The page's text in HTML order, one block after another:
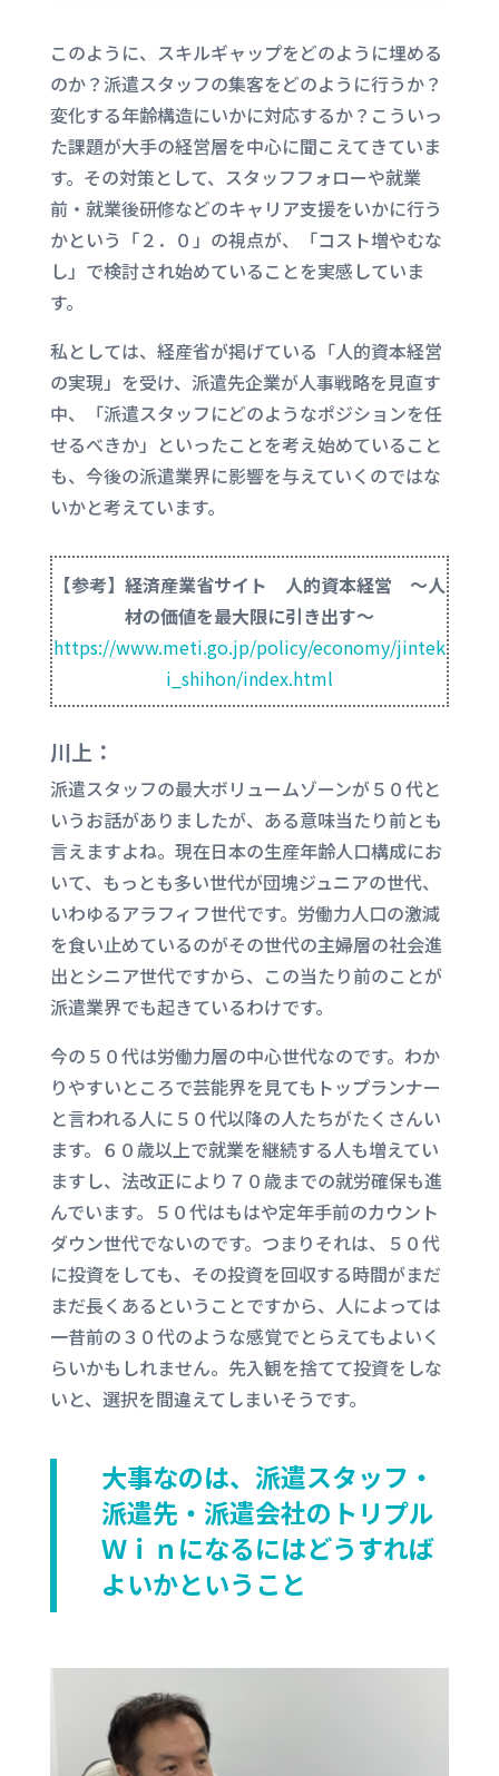
このように、スキルギャップをどのように埋める
のか？派遣スタッフの集客をどのように行うか？
変化する年齢構造にいかに対応するか？こういっ
た課題が大手の経営層を中心に聞こえてきていま
す。その対策として、スタッフフォローや就業
前・就業後研修などのキャリア支援をいかに行う
かという「２．０」の視点が、「コスト増やむな
し」で検討され始めていることを実感していま
す。
私としては、経産省が掲げている「人的資本経営
の実現」を受け、派遣先企業が人事戦略を見直す
中、「派遣スタッフにどのようなポジションを任
せるべきか」といったことを考え始めていること
も、今後の派遣業界に影響を与えていくのではな
いかと考えています。
【参考】経済産業省サイト 人的資本経営 ～人
材の価値を最大限に引き出す～
https://www.meti.go.jp/policy/economy/jintek
i_shihon/index.html
川上：
派遣スタッフの最大ボリュームゾーンが５０代と
いうお話がありましたが、ある意味当たり前とも
言えますよね。現在日本の生産年齢人口構成にお
いて、もっとも多い世代が団塊ジュニアの世代、
いわゆるアラフィフ世代です。労働力人口の激減
を食い止めているのがその世代の主婦層の社会進
出とシニア世代ですから、この当たり前のことが
派遣業界でも起きているわけです。
今の５０代は労働力層の中心世代なのです。わか
りやすいところで芸能界を見てもトップランナー
と言われる人に５０代以降の人たちがたくさんい
ます。６０歳以上で就業を継続する人も増えてい
ますし、法改正により７０歳までの就労確保も進
んでいます。５０代はもはや定年手前のカウント
ダウン世代でないのです。つまりそれは、５０代
に投資をしても、その投資を回収する時間がまだ
まだ長くあるということですから、人によっては
一昔前の３０代のような感覚でとらえてもよいく
らいかもしれません。先入観を捨てて投資をしな
いと、選択を間違えてしまいそうです。
大事なのは、派遣スタッフ・
派遣先・派遣会社のトリプル
Ｗｉｎになるにはどうすれば
よいかということ